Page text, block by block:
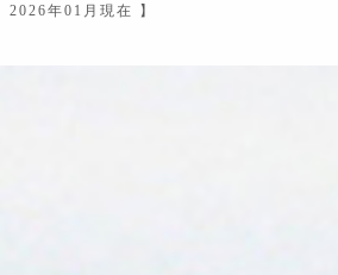
2026年01月現在 】